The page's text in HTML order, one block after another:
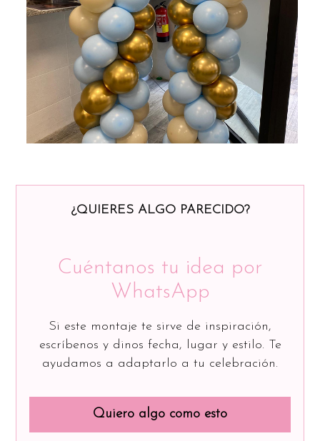
¿QUIERES ALGO PARECIDO?
Cuéntanos tu idea por
WhatsApp
Si este montaje te sirve de inspiración,
escríbenos y dinos fecha, lugar y estilo. Te
ayudamos a adaptarlo a tu celebración.
Quiero algo como esto